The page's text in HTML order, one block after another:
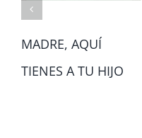
MADRE, AQUÍ
TIENES A TU HIJO